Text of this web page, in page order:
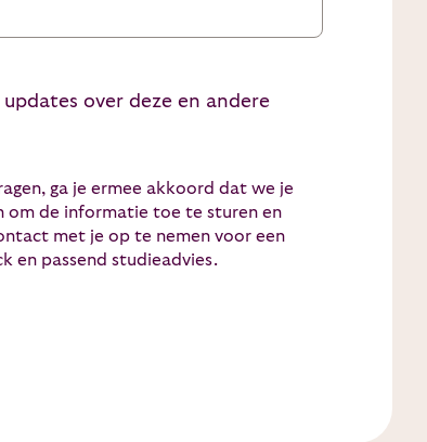
updates over deze en andere
ga je ermee akkoord dat we je
om de informatie toe te sturen en
met je op te nemen voor een
en passend studieadvies.